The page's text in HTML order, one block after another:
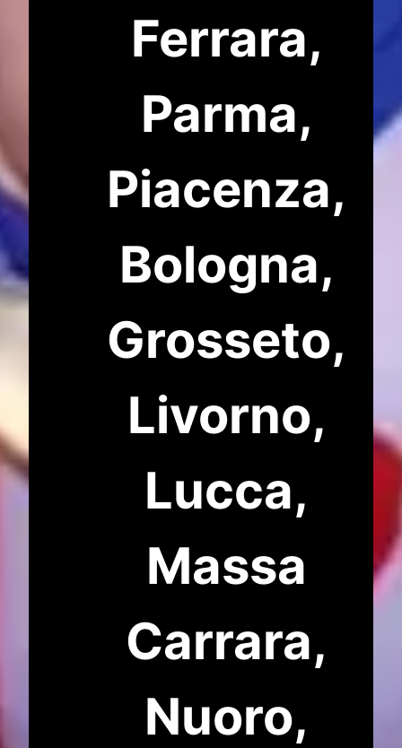
Ferrara,
Parma,
Piacenza,
Bologna,
Grosseto,
Livorno,
Lucca,
Massa
Carrara,
Nuoro,